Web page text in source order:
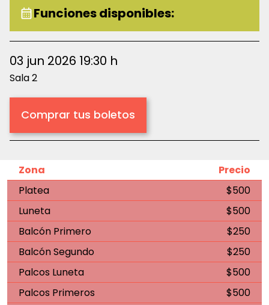
Funciones disponibles:
03 jun 2026 19:30 h
Sala 2
Comprar tus boletos
Zona
Precio
Platea
$500
Luneta
$500
Balcón Primero
$250
Balcón Segundo
$250
Palcos Luneta
$500
Palcos Primeros
$500